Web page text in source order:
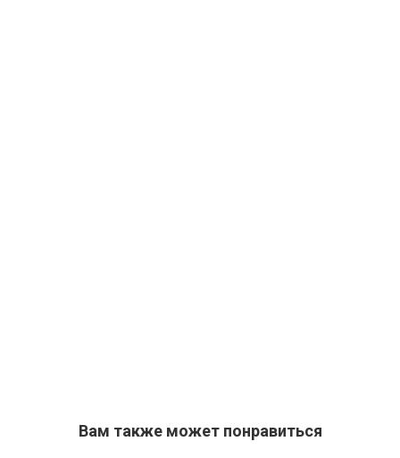
Вам также может понравиться